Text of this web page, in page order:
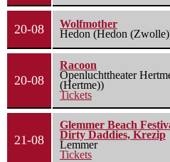
20-08
Wolfmother
Hedon (Hedon
20-08
Racoon
Openluchttheater
(Hertme))
Tickets
21-08
Glemmer Beach
Dirty Daddies, Krezip
Lemmer
Tickets